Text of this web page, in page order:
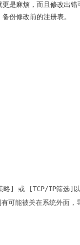
是麻烦，而且修改出
份修改前的注册表。
略] 或 [TCP/IP筛选]以
能被关在系统外面，